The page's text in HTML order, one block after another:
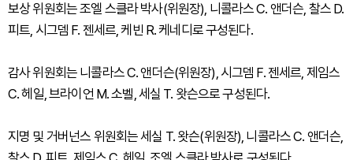
보상 위원회는 조엘 스클라 박사(위원장), 니콜라스 C. 앤더슨, 찰스 D.
피트, 시그뎀 F. 젠세르, 케빈 R. 케네디로 구성된다.
감사 위원회는 니콜라스 C. 앤더슨(위원장), 시그뎀 F. 젠세르, 제임스
C. 헤일, 브라이언 M. 소벨, 세실 T. 왓슨으로 구성된다.
지명 및 거버넌스 위원회는 세실 T. 왓슨(위원장), 니콜라스 C. 앤더슨,